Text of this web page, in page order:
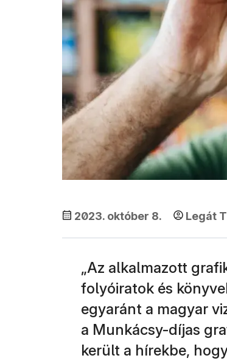
2023. október 8. Legát
„Az alkalmazott
folyóiratok és
egyaránt a magyar
a Munkácsy-díjas
került a hírekbe,